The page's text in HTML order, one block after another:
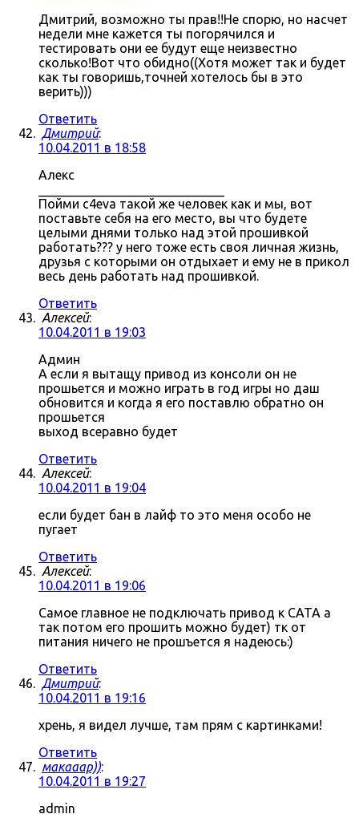
Дмитрий, возможно ты прав!!Не спорю, но насчет
недели мне кажется ты погорячился и
тестировать они ее будут еще неизвестно
сколько!Вот что обидно((Хотя может так и будет
как ты говоришь,точней хотелось бы в это
верить)))
Ответить
Дмитрий:
10.04.2011 в 18:58
Алекс
Пойми c4eva такой же человек как и мы, вот
поставьте себя на его место, вы что будете
целыми днями только над этой прошивкой
работать??? у него тоже есть своя личная жизнь,
друзья с которыми он отдыхает и ему не в прикол
весь день работать над прошивкой.
Ответить
Алексей:
10.04.2011 в 19:03
Админ
А если я вытащу привод из консоли он не
прошьется и можно играть в год игры но даш
обновится и когда я его поставлю обратно он
прошьется
выход всеравно будет
Ответить
Алексей:
10.04.2011 в 19:04
если будет бан в лайф то это меня особо не
пугает
Ответить
Алексей:
10.04.2011 в 19:06
Самое главное не подключать привод к САТА а
так потом его прошить можно будет) тк от
питания ничего не прошъется я надеюсь:)
Ответить
Дмитрий:
10.04.2011 в 19:16
хрень, я видел лучше, там прям с картинками!
Ответить
макааар)):
10.04.2011 в 19:27
admin